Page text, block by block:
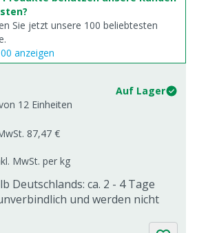
Sie jetzt unsere 100 beliebtesten
anzeigen
Auf Lager
12 Einheiten
87,47 €
MwSt. per kg
Deutschlands: ca. 2 - 4 Tage
und werden nicht